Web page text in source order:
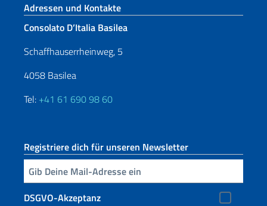
Fußbereich
Adressen und Kontakte
Consolato D’Italia Basilea
Schaffhauserrheinweg, 5
4058 Basilea
Tel: +41 61 690 98 60
Registriere dich für unseren Newsletter
Geben Sie Ihre E-Mail ein
DSGVO-Akzeptanz